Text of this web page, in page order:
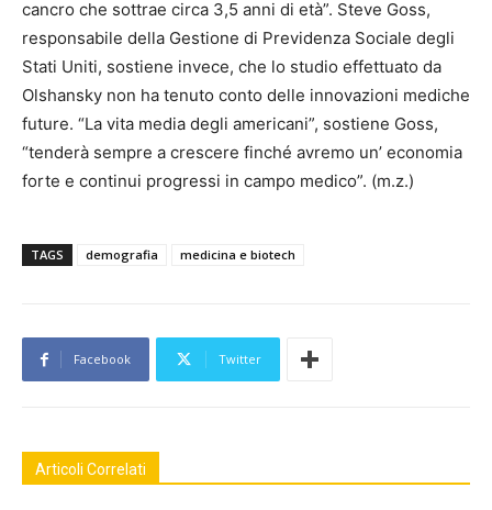
cancro che sottrae circa 3,5 anni di età”. Steve Goss,
responsabile della Gestione di Previdenza Sociale degli
Stati Uniti, sostiene invece, che lo studio effettuato da
Olshansky non ha tenuto conto delle innovazioni mediche
future. “La vita media degli americani”, sostiene Goss,
“tenderà sempre a crescere finché avremo un’ economia
forte e continui progressi in campo medico”. (m.z.)
TAGS demografia medicina e biotech
Facebook Twitter
Articoli Correlati